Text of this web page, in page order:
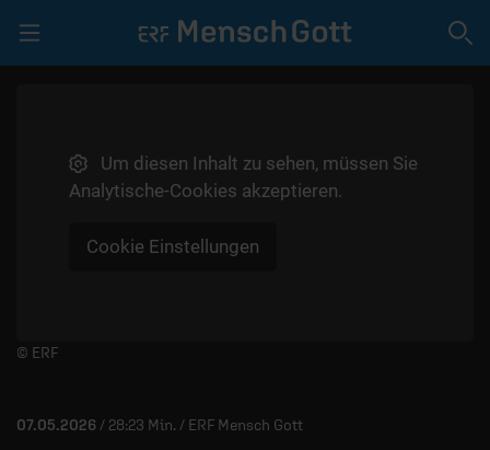
LIVE | GEBET
MITMACHEN
Um diesen Inhalt zu sehen, müssen Sie
Analytische-Cookies akzeptieren.
Cookie Einstellungen
Player starten/anhalten
© ERF
07.05.2026 / 28:23 Min. / ERF Mensch Gott